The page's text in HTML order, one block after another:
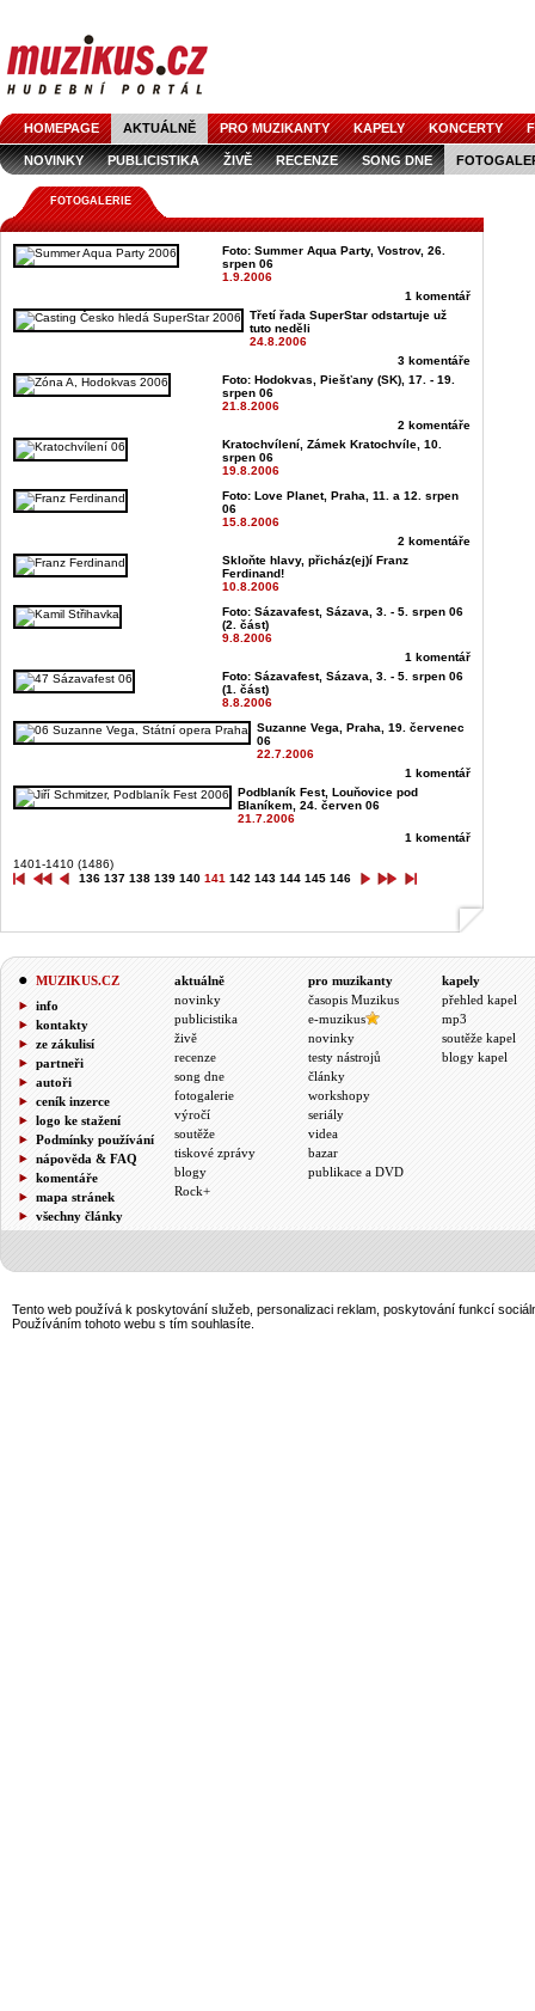
HOMEPAGE AKTUÁLNĚ PRO MUZIKANTY KAPELY KONCERTY
NOVINKY PUBLICISTIKA ŽIVĚ RECENZE SONG DNE
FOTOGALERIE
Foto: Summer Aqua Party, Vostrov, 26.
srpen 06
1.9.2006
1 komentář
Třetí řada SuperStar odstartuje už
tuto neděli
24.8.2006
3 komentáře
Foto: Hodokvas, Piešťany (SK), 17. - 19.
srpen 06
21.8.2006
2 komentáře
Kratochvílení, Zámek Kratochvíle, 10.
srpen 06
19.8.2006
Foto: Love Planet, Praha, 11. a 12. srpen
06
15.8.2006
2 komentáře
Skloňte hlavy, přicház(ej)í Franz
Ferdinand!
10.8.2006
Foto: Sázavafest, Sázava, 3. - 5. srpen 06
(2. část)
9.8.2006
1 komentář
Foto: Sázavafest, Sázava, 3. - 5. srpen 06
(1. část)
8.8.2006
Suzanne Vega, Praha, 19. červenec
06
22.7.2006
1 komentář
Podblaník Fest, Louňovice pod
Blaníkem, 24. červen 06
21.7.2006
1 komentář
1401-1410 (1486)
136 137 138 139 140 141 142 143 144 145 146
MUZIKUS.CZ
info
kontakty
ze zákulisí
partneři
autoři
ceník inzerce
logo ke stažení
Podmínky používání
nápověda & FAQ
komentáře
mapa stránek
všechny články
aktuálně
novinky
publicistika
živě
recenze
song dne
fotogalerie
výročí
soutěže
tiskové zprávy
blogy
Rock+
pro muzikanty
časopis Muzikus
e-muzikus
novinky
testy nástrojů
články
workshopy
seriály
videa
bazar
publikace a DVD
kapely
přehled kapel
mp3
soutěže kapel
blogy kapel
Tento web používá k poskytování služeb, personalizaci reklam, poskytování funkcí
Používáním tohoto webu s tím souhlasíte.